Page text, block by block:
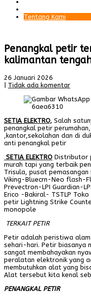
Tentang Kami
Penangkal petir
kalimantan
26 Januari 2026
| Tidak ada komentar
SETIA ELEKTRO, Salah
penangkal petir
,kantor,sekolahan dan di
anti penangkal petir
SETIA ELEKTRO Distributor
murah tapi yang terbaik
Trisula, pusat
Viking-Bluecrn-Neo flash-
Prevectron-LPI Guardian-
Erico -Bakiral- TSTLP
petir Lightning Strike
monopole
TERKAIT PETIR
Petir adalah peristiwa
sehari-hari. Petir biasanya
sangat membahayakan
peralatan elektronik yang
membutuhkan alat yang
Alat tersebut kita kenal
PENANGKAL PETIR